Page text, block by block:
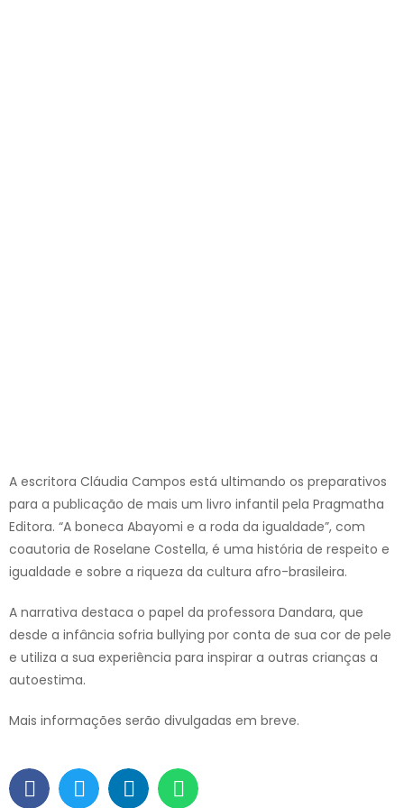
A escritora Cláudia Campos está ultimando os preparativos
para a publicação de mais um livro infantil pela Pragmatha
Editora. “A boneca Abayomi e a roda da igualdade”, com
coautoria de Roselane Costella, é uma história de respeito e
igualdade e sobre a riqueza da cultura afro-brasileira.
A narrativa destaca o papel da professora Dandara, que
desde a infância sofria bullying por conta de sua cor de pele
e utiliza a sua experiência para inspirar a outras crianças a
autoestima.
Mais informações serão divulgadas em breve.